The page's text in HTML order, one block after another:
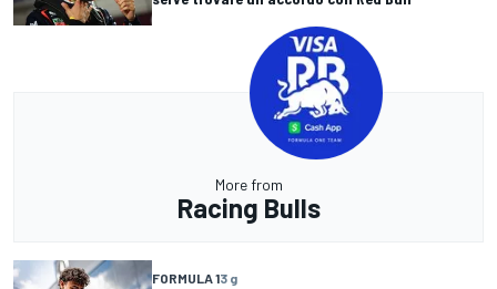
More from
Racing Bulls
FORMULA 13 g